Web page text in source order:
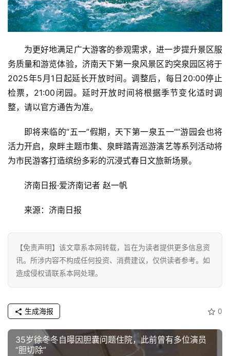
首
页
讯
费
活
经
登录
为更好地满足广大游客的参观需求，进一步提升景区服
务质量和游览体验，济南天下第一泉风景区趵突泉园区将于
2025年5月1日起延长开放时间。调整后，每日20:00停止
检票，21:00闭园。延时开放时间将根据季节变化适时调
整，请以官方通告为准。
即将来临的“五一”假期，天下第一泉五一“”游园会也将
活力开启，泉畔主题市集、泉畔踏青巡游演艺等系列活动将
为市民游客打造缤纷多彩的沉浸式春日文旅新场景。
济南日报·爱济南记者 赵一帆
来源：济南日报
【免责声明】该文章系本网转载，旨在为读者提供更多信息资
讯。所涉内容不构成任何投资、消费建议，仅供读者参考。如
造成侵权请联系本网处理。
0
生成海报
35岁徐冬冬自曝因胆囊问题住院，此前曾有多位演员
“胆切除”